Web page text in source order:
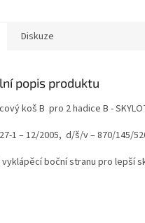
Diskuze
popis produktu
koš B pro 2 hadice B -
1 – 12/2005, d/š/v – 870/145/
vyklápěcí boční stranu pro lepší